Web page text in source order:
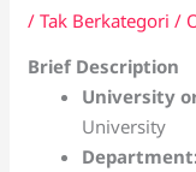
/Tak Berkategori /
Brief Description
University
University